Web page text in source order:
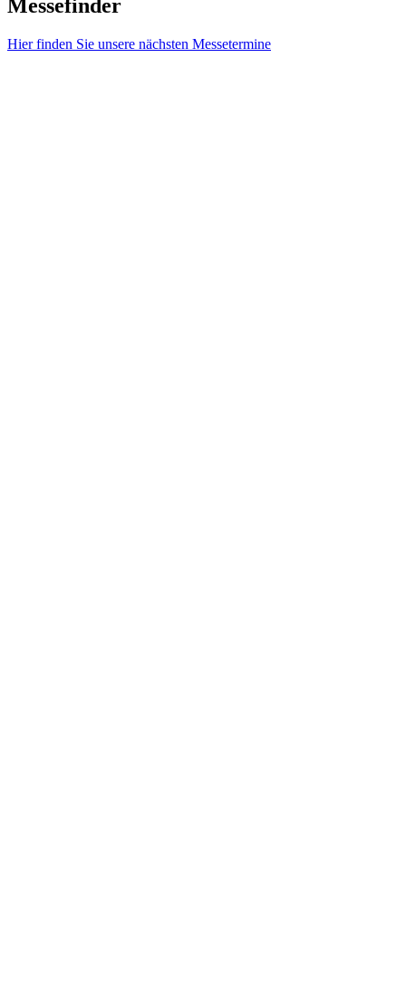
Messefinder
Hier finden Sie unsere nächsten Messetermine